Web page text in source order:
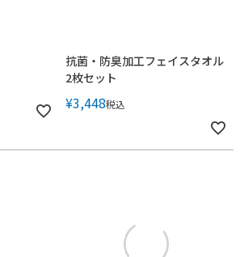
抗菌・防臭加工フェイスタオル
2枚セット
¥3,448税込